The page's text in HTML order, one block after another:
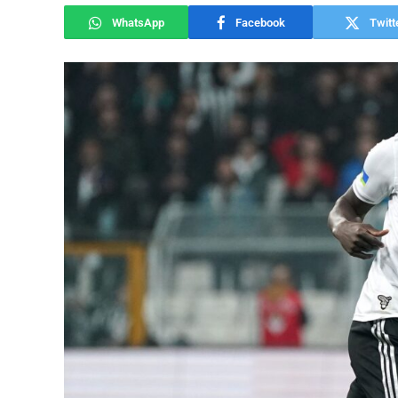
WhatsApp Facebook